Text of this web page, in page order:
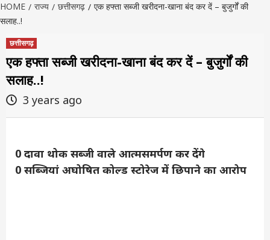
HOME राज्य छत्तीसगढ़
एक हफ्ता सब्जी खरीदना-खाना बंद कर दें – बुजुर्गों की
सलाह..!
छत्तीसगढ़
एक हफ्ता सब्जी खरीदना-खाना बंद कर दें – बुजुर्गों की
सलाह..!
3 years ago
0 दावा थोक सब्जी वाले आत्मसमर्पण कर देंगे
0 सब्जियां अघोषित कोल्ड स्टोरेज में छिपाने का आरोप